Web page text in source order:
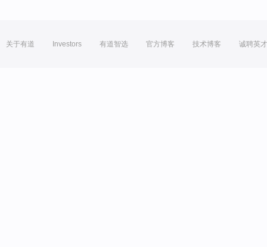
关于有道 Investors 有道智选 官方博客 技术博客 诚聘英才